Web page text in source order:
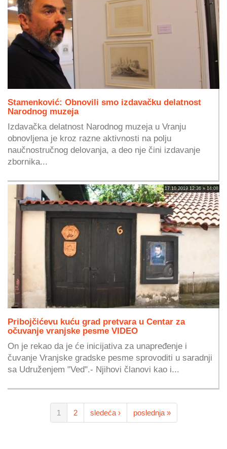
Stamenković: Obnovili smo izdavačku delatnost
Narodnog muzeja
Izdavačka delatnost Narodnog muzeja u Vranju
obnovljena je kroz razne aktivnosti na polju
naučnostručnog delovanja, a deo nje čini izdavanje
zbornika...
17.10.2019 12:36 » 14:08
Pribojčićevu kuću grad pretvara u Centar za
očuvanje vranjske pesme VIDEO
On je rekao da je će inicijativa za unapređenje i
čuvanje Vranjske gradske pesme sprovoditi u saradnji
sa Udruženjem "Ved".- Njihovi članovi kao i...
1 2 sledeća › poslednja »